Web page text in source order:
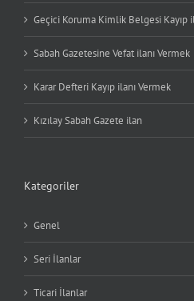
Geçici Koruma Kimlik Belgesi Kayıp
Sabah Gazetesine Vefat ilanı Vermek
Karar Defteri Kayıp ilanı Vermek
Kızılay Sabah Gazete ilan
Kategoriler
Genel
Seri İlanlar
Ticari İlanlar